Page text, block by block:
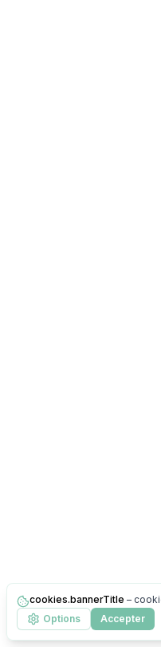
cookies.bannerTitle –
Options
Accepter